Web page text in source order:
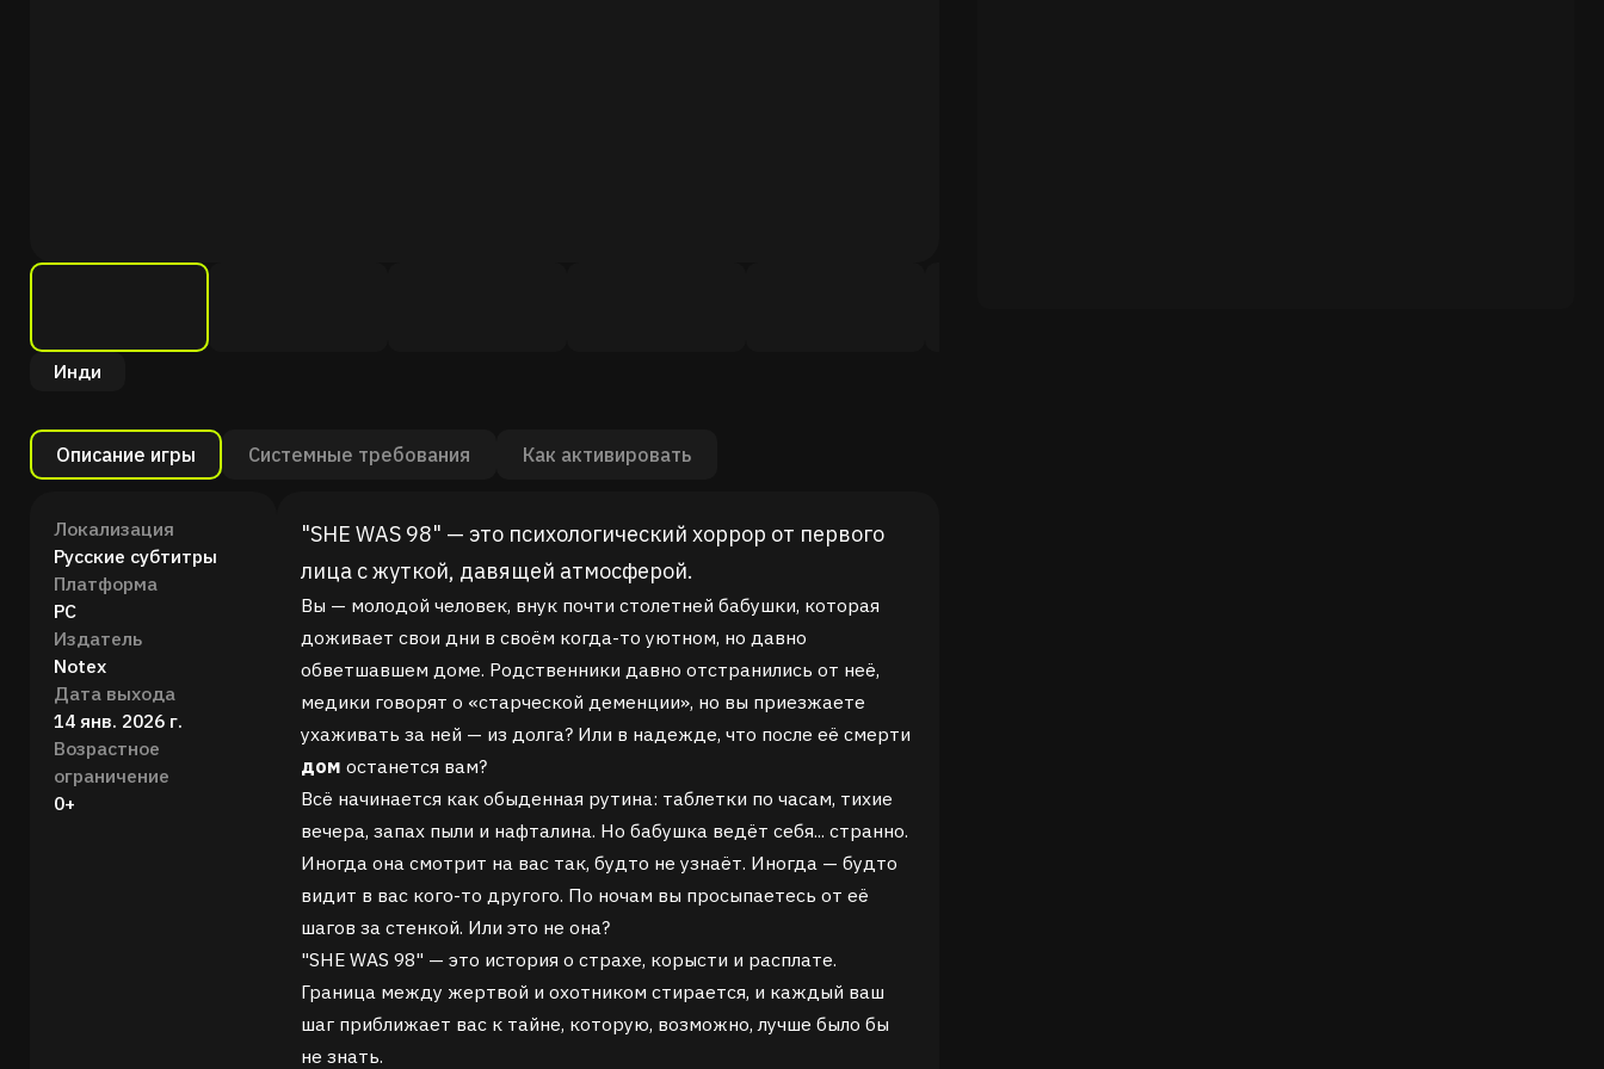
Инди
Описание игры Системные требования Как активировать
Локализация
Русские субтитры
Платформа
PC
Издатель
Notex
Дата выхода
14 янв. 2026 г.
Возрастное
ограничение
0+
"SHE WAS 98" — это психологический хоррор от первого
лица с жуткой, давящей атмосферой.
Вы — молодой человек, внук почти столетней бабушки, которая
доживает свои дни в своём когда-то уютном, но давно
обветшавшем доме. Родственники давно отстранились от неё,
медики говорят о «старческой деменции», но вы приезжаете
ухаживать за ней — из долга? Или в надежде, что после её смерти
дом останется вам?
Всё начинается как обыденная рутина: таблетки по часам, тихие
вечера, запах пыли и нафталина. Но бабушка ведёт себя... странно.
Иногда она смотрит на вас так, будто не узнаёт. Иногда — будто
видит в вас кого-то другого. По ночам вы просыпаетесь от её
шагов за стенкой. Или это не она?
"SHE WAS 98" — это история о страхе, корысти и расплате.
Граница между жертвой и охотником стирается, и каждый ваш
шаг приближает вас к тайне, которую, возможно, лучше было бы
не знать.